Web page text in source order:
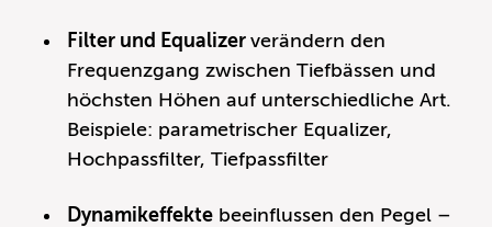
Filter und Equalizerverändern den
Frequenzgang zwischen Tiefbässen und
höchsten Höhen auf unterschiedliche Art.
Beispiele: parametrischer Equalizer,
Hochpassfilter, Tiefpassfilter
Dynamikeffekte beeinflussen den Pegel –